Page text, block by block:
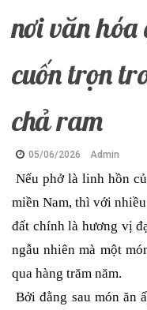
nơi văn hóa
cuốn trọn
chả ram
05/06/2026 Admin
Nếu phở là linh hồn
miền Nam, thì với
đất chính là hương vị
ngẫu nhiên mà một
qua hàng trăm năm.
Bởi đằng sau món ăn